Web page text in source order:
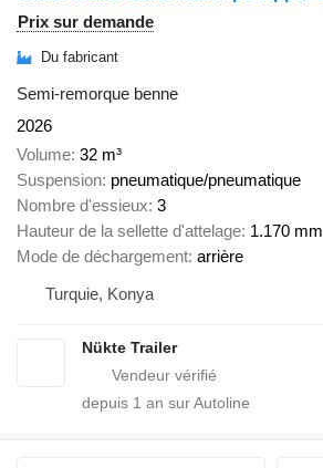
Prix sur demande
Du fabricant
Semi-remorque benne
2026
Volume 32 m³
Suspension pneumatique/pneumatique
Nombre d'essieux 3
Hauteur de la sellette d'attelage 1.170 mm
Mode de déchargement arrière
Turquie, Konya
Nükte Trailer
depuis 1 an sur Autoline